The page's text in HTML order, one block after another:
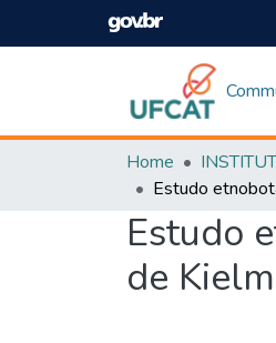
Home
Estudo
de